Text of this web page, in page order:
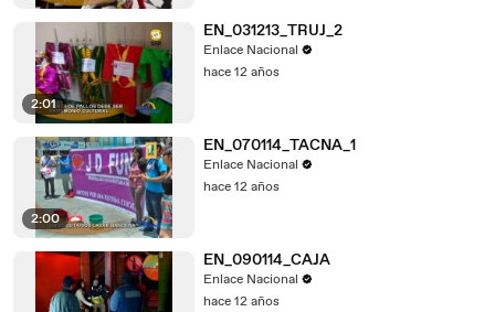
2:01
EN_031213_TRUJ_2
Enlace Nacional
hace 12 años
2:00
EN_070114_TACNA_1
Enlace Nacional
hace 12 años
EN_090114_CAJA
Enlace Nacional
hace 12 años